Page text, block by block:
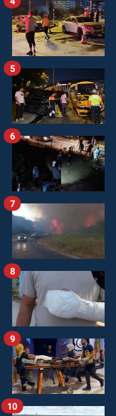
5
6
7
8
9
10